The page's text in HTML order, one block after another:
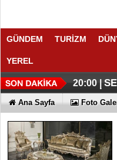
GÜNDEM TURİZM
YEREL
20:00 |
19:58 |
19:42 |
19:38 |
19:36 |
19:30 |
19:27 |
07:09 |
Ana Sayfa Foto